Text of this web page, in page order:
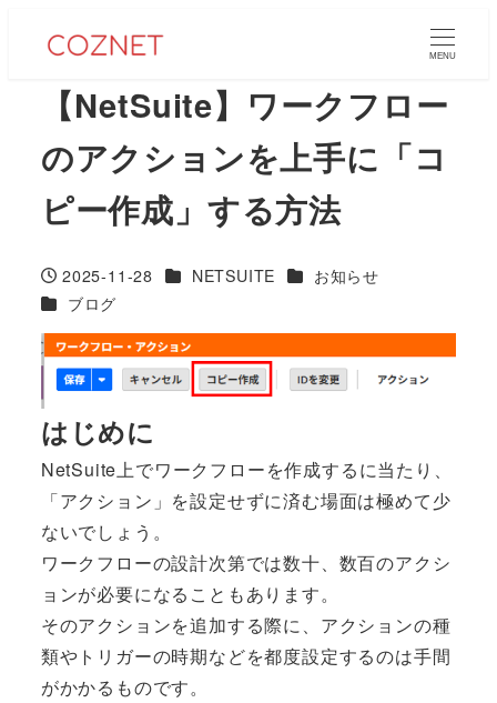
MENU
【NetSuite】ワークフロー
のアクションを上手に「コ
ピー作成」する方法
投稿日
2025-11-28 カテゴリー
NETSUITE カテゴリー
お知らせ
カテゴリー
ブログ
はじめに
NetSuite上でワークフローを作成するに当たり、
「アクション」を設定せずに済む場面は極めて少
ないでしょう。
ワークフローの設計次第では数十、数百のアクシ
ョンが必要になることもあります。
そのアクションを追加する際に、アクションの種
類やトリガーの時期などを都度設定するのは手間
がかかるものです。